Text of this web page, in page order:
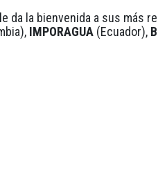
da la bienvenida a sus más
IMPORAGUA (Ecuador),